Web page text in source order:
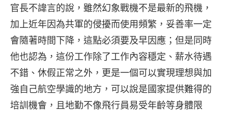
官長不諱言的說，雖然幻象戰機不是最新的飛機，
加上近年因為共軍的侵擾而使用頻繁，妥善率一定
會隨著時間下降，這點必須要及早因應；但是同時
他也認為，這份工作除了工作內容穩定、薪水待遇
不錯、休假正常之外，更是一個可以實現理想與加
強自己航空學識的地方，可以說是國家提供難得的
培訓機會，且地勤不像飛行員易受年齡等身體限